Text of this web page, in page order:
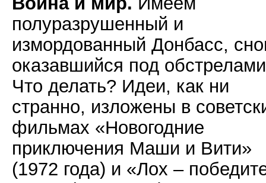
полуразрушенный и
измордованный Донбасс,
оказавшийся под
Что делать? Идеи, как ни
странно, изложены в
фильмах «Новогодние
приключения Маши и Вити»
(1972 года) и «Лох –